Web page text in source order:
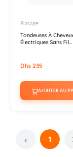
Rasage
Tondeuses À
Électriques Sans Fil...
Dhs 235
AJOUTER AU
‹ 1